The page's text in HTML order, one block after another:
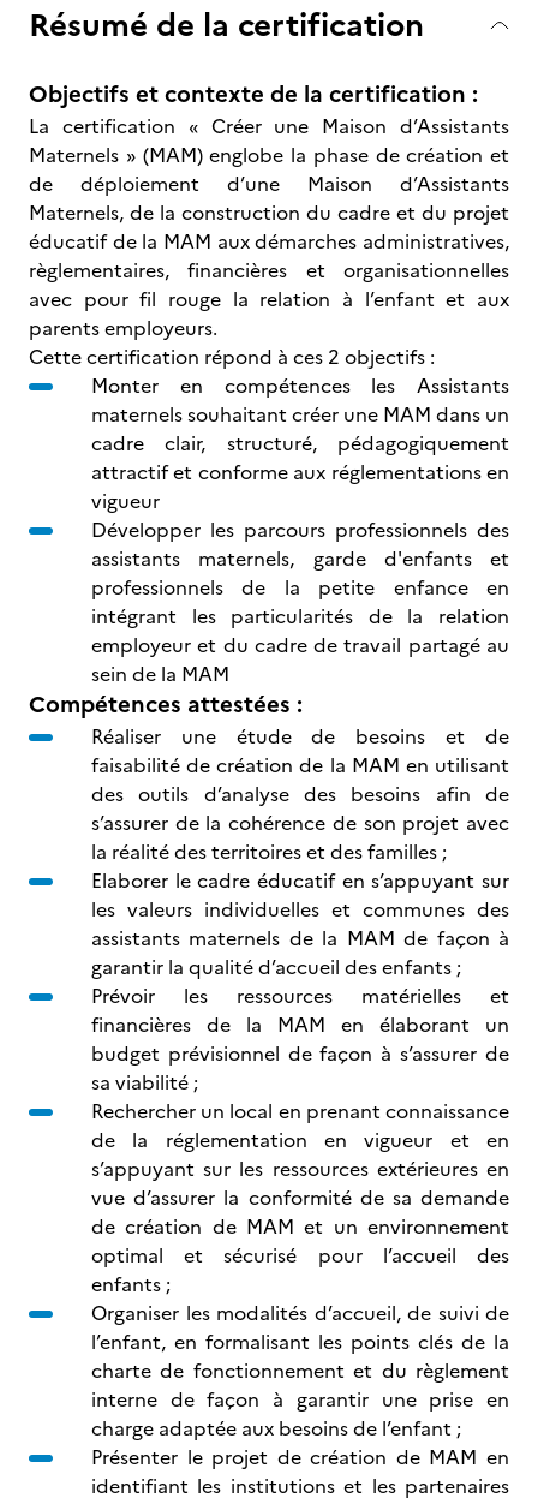
Résumé de la certification
Objectifs et contexte de la certification :
La certification « Créer une Maison d’Assistants
Maternels » (MAM) englobe la phase de création et
de déploiement d’une Maison d’Assistants
Maternels, de la construction du cadre et du projet
éducatif de la MAM aux démarches administratives,
règlementaires, financières et organisationnelles
avec pour fil rouge la relation à l’enfant et aux
parents employeurs.
Cette certification répond à ces 2 objectifs :
Monter en compétences les Assistants
maternels souhaitant créer une MAM dans un
cadre clair, structuré, pédagogiquement
attractif et conforme aux réglementations en
vigueur
Développer les parcours professionnels des
assistants maternels, garde d'enfants et
professionnels de la petite enfance en
intégrant les particularités de la relation
employeur et du cadre de travail partagé au
sein de la MAM
Compétences attestées :
Réaliser une étude de besoins et de
faisabilité de création de la MAM en utilisant
des outils d’analyse des besoins afin de
s’assurer de la cohérence de son projet avec
la réalité des territoires et des familles ;
Elaborer le cadre éducatif en s’appuyant sur
les valeurs individuelles et communes des
assistants maternels de la MAM de façon à
garantir la qualité d’accueil des enfants ;
Prévoir les ressources matérielles et
financières de la MAM en élaborant un
budget prévisionnel de façon à s’assurer de
sa viabilité ;
Rechercher un local en prenant connaissance
de la réglementation en vigueur et en
s’appuyant sur les ressources extérieures en
vue d’assurer la conformité de sa demande
de création de MAM et un environnement
optimal et sécurisé pour l’accueil des
enfants ;
Organiser les modalités d’accueil, de suivi de
l’enfant, en formalisant les points clés de la
charte de fonctionnement et du règlement
interne de façon à garantir une prise en
charge adaptée aux besoins de l’enfant ;
Présenter le projet de création de MAM en
identifiant les institutions et les partenaires